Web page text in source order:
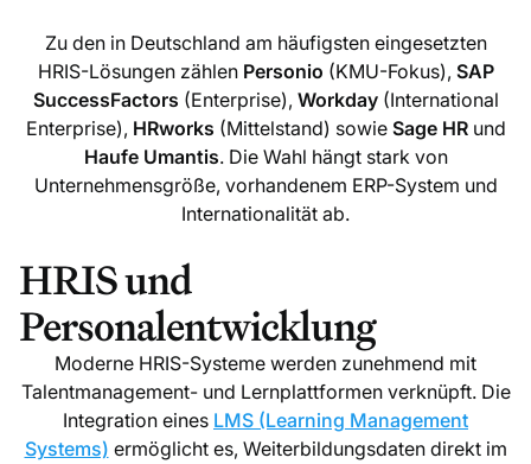
Zu den in Deutschland am häufigsten eingesetzten
HRIS-Lösungen zählen Personio (KMU-Fokus), SAP
SuccessFactors (Enterprise), Workday(International
Enterprise), HRworks (Mittelstand) sowie Sage HRund
Haufe Umantis. Die Wahl hängt stark von
Unternehmensgröße, vorhandenem ERP-System und
Internationalität ab.
HRIS und
Personalentwicklung
Moderne HRIS-Systeme werden zunehmend mit
Talentmanagement- und Lernplattformen verknüpft. Die
Integration eines LMS (Learning Management
Systems) ermöglicht es, Weiterbildungsdaten direkt im